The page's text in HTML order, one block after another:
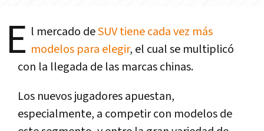
E l mercado deSUV tiene cada vez más
modelos para elegir, el cual se multiplicó
con la llegada de las marcas chinas.
Los nuevos jugadores apuestan,
especialmente, a competir con modelos de